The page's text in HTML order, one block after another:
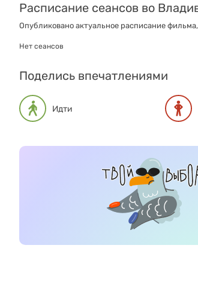
Расписание сеансов во
Опубликовано актуальное расписание
Нет сеансов
Поделись впечатлениями
Идти